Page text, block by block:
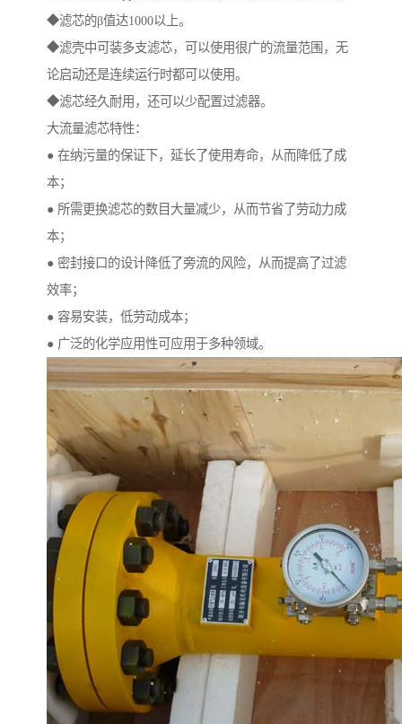
◆滤芯的β值达1000以上。
◆滤壳中可装多支滤芯，可以使用很广的流量范围，无
论启动还是连续运行时都可以使用。
◆滤芯经久耐用，还可以少配置过滤器。
大流量滤芯特性：
● 在纳污量的保证下，延长了使用寿命，从而降低了成
本；
● 所需更换滤芯的数目大量减少，从而节省了劳动力成
本；
● 密封接口的设计降低了旁流的风险，从而提高了过滤
效率；
● 容易安装，低劳动成本；
● 广泛的化学应用性可应用于多种领域。